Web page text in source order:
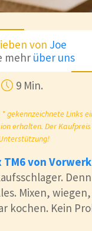
von Joe
mehr über uns
9 Min.
gekennzeichnete Links
erhalten. Der
TM6 von Vorwerk
Mixen,
kochen. Kein